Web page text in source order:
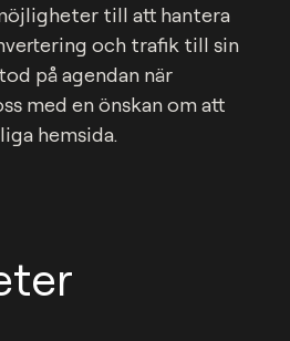
till att hantera
och trafik till sin
på agendan när
med en önskan om att
hemsida.